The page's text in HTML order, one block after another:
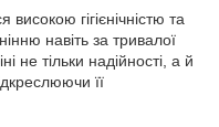
гігієнічністю та
навіть за тривалої
не тільки надійності, а й
її